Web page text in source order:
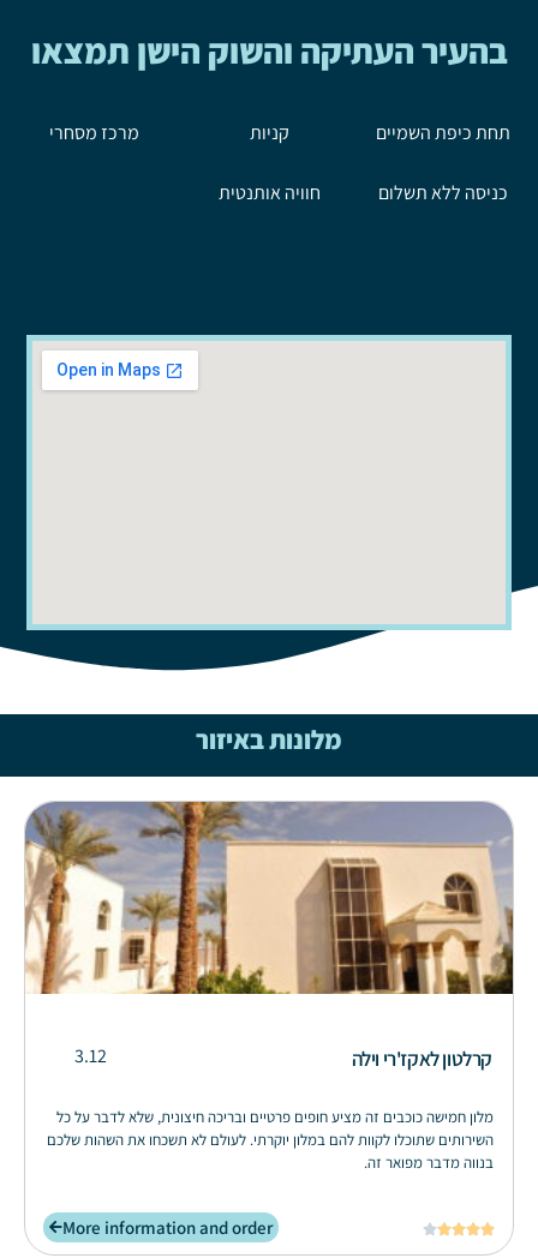
בהעיר העתיקה והשוק הישן תמצאו
תחת כיפת השמיים קניות מרכז מסחרי
כניסה ללא תשלום חוויה אותנטית
מלונות באיזור
קרלטון לאקז'רי וילה 3.12
מלון חמישה כוכבים זה מציע חופים פרטיים ובריכה חיצונית, שלא לדבר על כל
השירותים שתוכלו לקוות להם במלון יוקרתי. לעולם לא תשכחו את השהות שלכם
בנווה מדבר מפואר זה.





More information and order